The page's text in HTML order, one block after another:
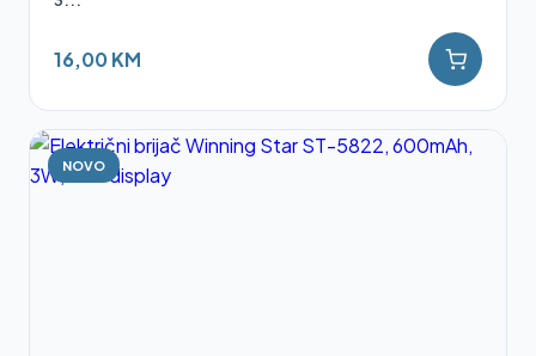
16,00 KM
NOVO